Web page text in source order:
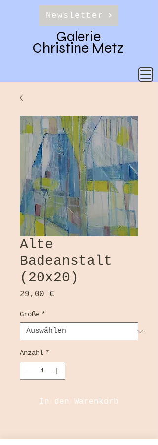
Galerie
Christine Metz
Newsletter
Alte
Badeanstalt
(20x20)
29,00 €
Größe *
Anzahl *
In den Warenkorb